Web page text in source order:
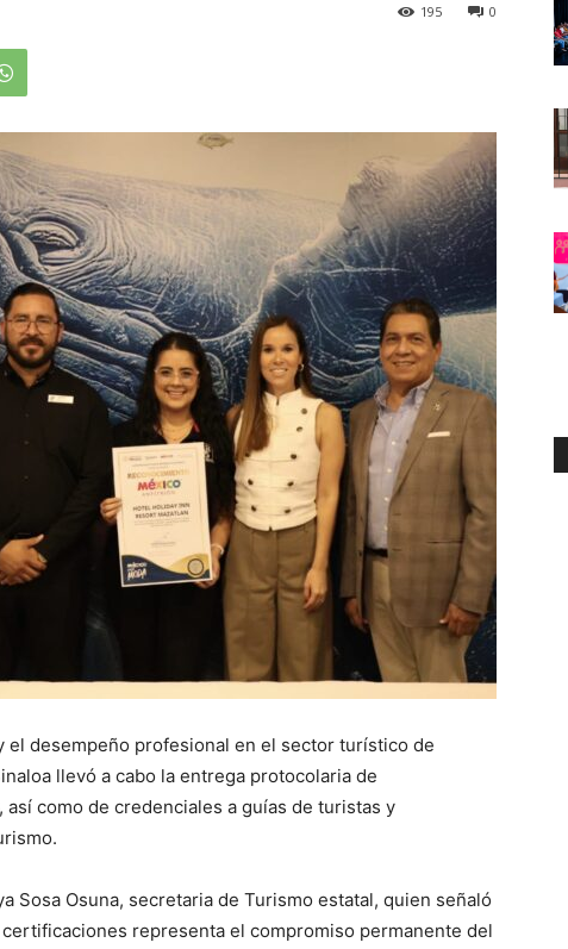
0
195
el desempeño profesional en el sector turístico de
llevó a cabo la entrega protocolaria de
como de credenciales a guías de turistas y
Sosa Osuna, secretaria de Turismo estatal, quien señaló
representa el compromiso permanente del